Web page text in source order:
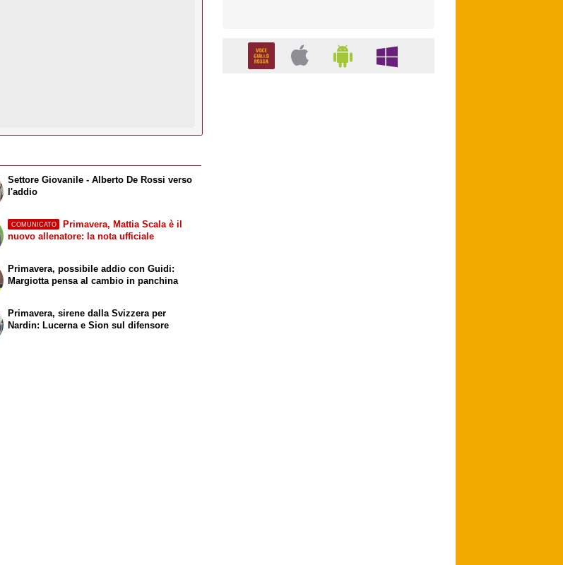
Settore Giovanile - Alberto De Rossi verso
l'addio
COMUNICATO
Primavera, Mattia Scala è il
nuovo allenatore: la nota ufficiale
Primavera, possibile addio con Guidi:
Margiotta pensa al cambio in panchina
Primavera, sirene dalla Svizzera per
Nardin: Lucerna e Sion sul difensore